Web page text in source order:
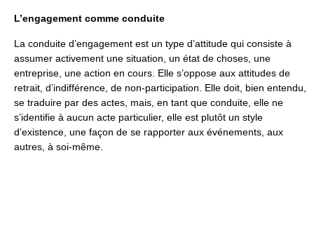
L’engagement comme conduite
La conduite d’engagement est un type d’attitude qui consiste à
assumer activement une situation, un état de choses, une
entreprise, une action en cours. Elle s’oppose aux attitudes de
retrait, d’indifférence, de non-participation. Elle doit, bien entendu,
se traduire par des actes, mais, en tant que conduite, elle ne
s’identifie à aucun acte particulier, elle est plutôt un style
d’existence, une façon de se rapporter aux événements, aux
autres, à soi-même.